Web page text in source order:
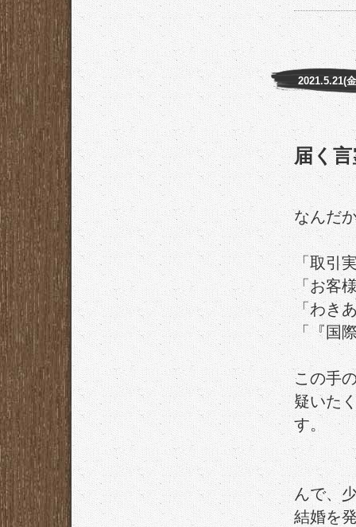
2021.5.21(
届く
なんだ
「取引
「お客
「わき
「『国
この手
疑いた
す。
んで、
結婚を